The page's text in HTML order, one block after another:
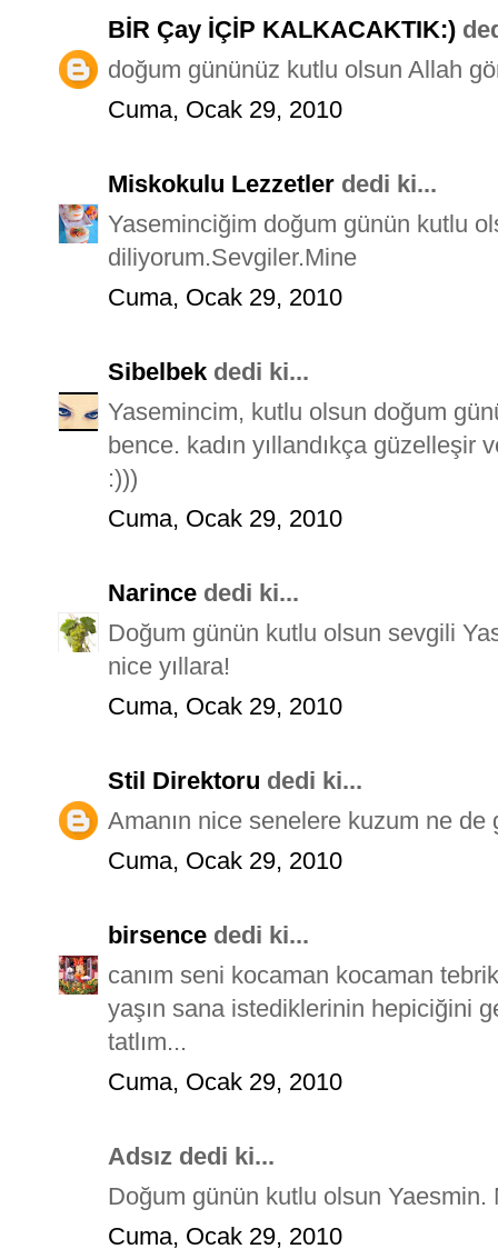
BİR Çay İÇİP KALKACAKTIK:)
doğum gününüz kutlu olsun Allah
Cuma, Ocak 29, 2010
Miskokulu Lezzetler dedi ki...
Yaseminciğim doğum günün kutlu
diliyorum.Sevgiler.Mine
Cuma, Ocak 29, 2010
Sibelbek dedi ki...
Yasemincim, kutlu olsun doğum
bence. kadın yıllandıkça güzelleşir
:)))
Cuma, Ocak 29, 2010
Narince dedi ki...
Doğum günün kutlu olsun sevgili
nice yıllara!
Cuma, Ocak 29, 2010
Stil Direktoru dedi ki...
Amanın nice senelere kuzum ne de
Cuma, Ocak 29, 2010
birsence dedi ki...
canım seni kocaman kocaman
yaşın sana istediklerinin hepiciğini
tatlım...
Cuma, Ocak 29, 2010
Adsız dedi ki...
Doğum günün kutlu olsun Yaesmin.
Cuma, Ocak 29, 2010